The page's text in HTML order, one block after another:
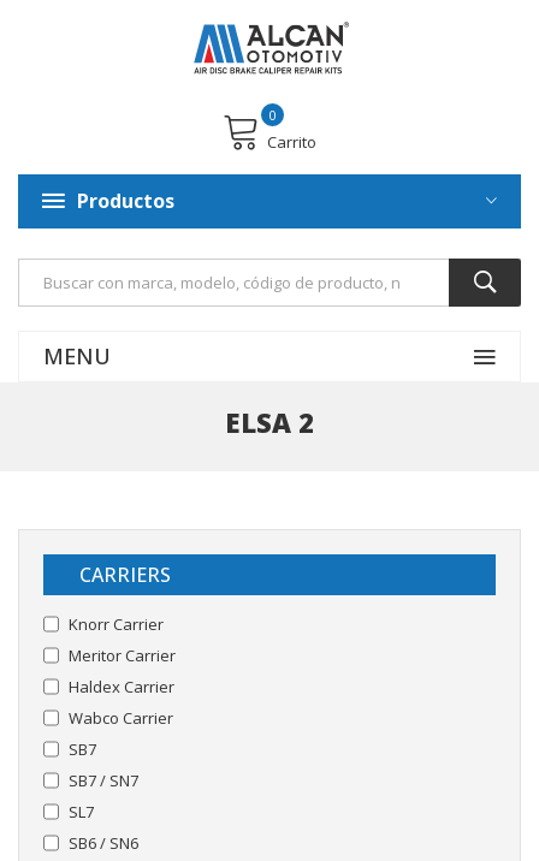
Carrito
0
Productos
MENU
ELSA 2
CARRIERS
Knorr Carrier
Meritor Carrier
Haldex Carrier
Wabco Carrier
SB7
SB7 / SN7
SL7
SB6 / SN6